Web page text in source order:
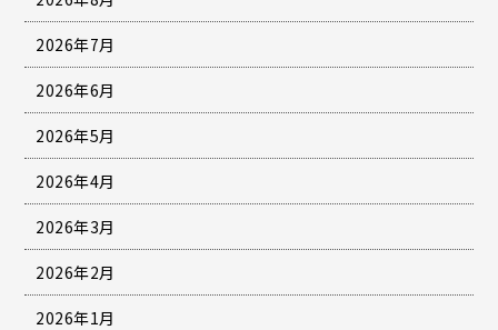
2026年7月
2026年6月
2026年5月
2026年4月
2026年3月
2026年2月
2026年1月